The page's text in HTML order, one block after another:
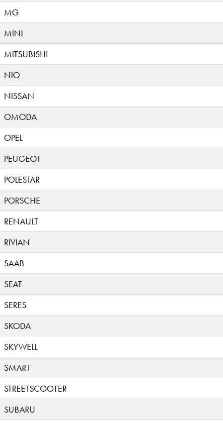
MG
MINI
MITSUBISHI
NIO
NISSAN
OMODA
OPEL
PEUGEOT
POLESTAR
PORSCHE
RENAULT
RIVIAN
SAAB
SEAT
SERES
SKODA
SKYWELL
SMART
STREETSCOOTER
SUBARU